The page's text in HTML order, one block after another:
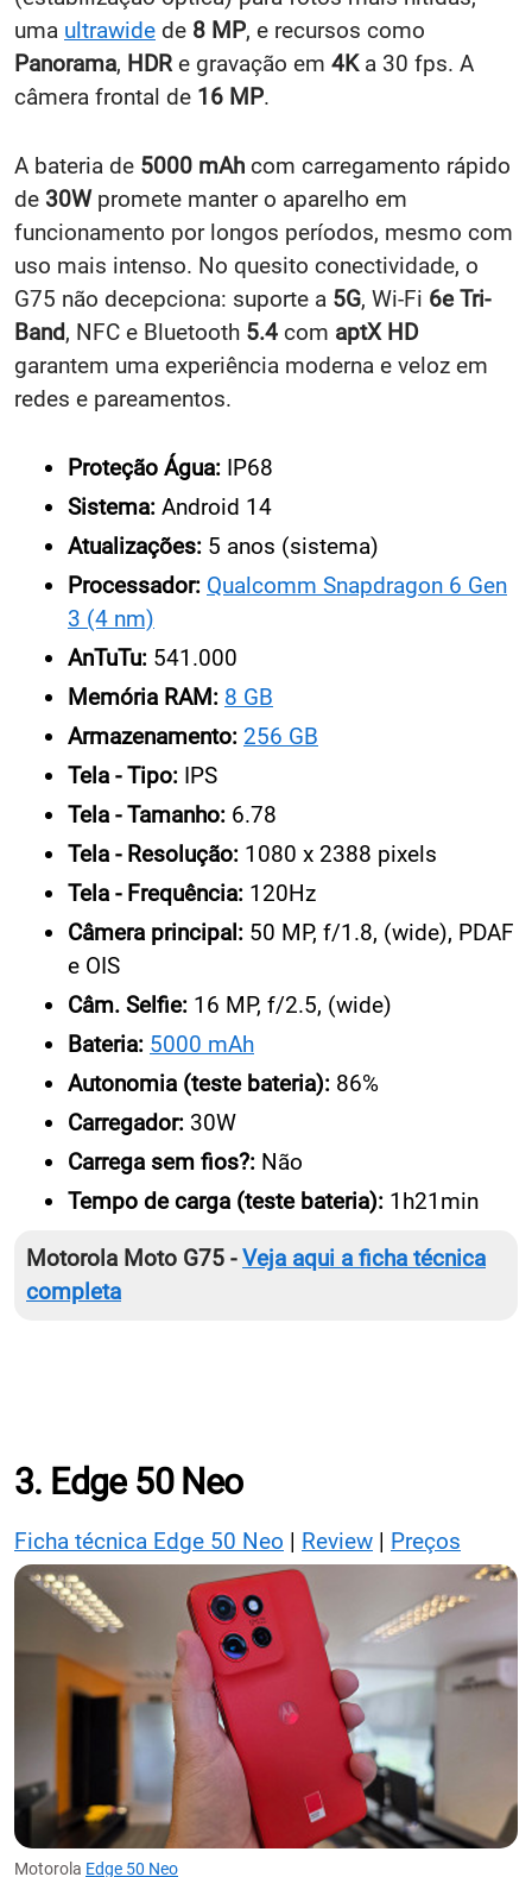
uma ultrawide de 8 MP, e recursos como
Panorama, HDR e gravação em 4Ka 30 fps. A
câmera frontal de 16 MP.
A bateria de 5000 mAh com carregamento rápido
de 30Wpromete manter o aparelho em
funcionamento por longos períodos, mesmo com
uso mais intenso. No quesito conectividade, o
G75 não decepciona: suporte a 5G, Wi-Fi 6e Tri-
Band, NFC e Bluetooth 5.4 com aptX HD
garantem uma experiência moderna e veloz em
redes e pareamentos.
Proteção Água: IP68
Sistema: Android 14
Atualizações: 5 anos (sistema)
Processador: Qualcomm Snapdragon 6 Gen
3 (4 nm)
AnTuTu: 541.000
Memória RAM: 8 GB
Armazenamento: 256 GB
Tela - Tipo: IPS
Tela - Tamanho: 6.78
Tela - Resolução: 1080 x 2388 pixels
Tela - Frequência: 120Hz
Câmera principal: 50 MP, f/1.8, (wide), PDAF
e OIS
Câm. Selfie: 16 MP, f/2.5, (wide)
Bateria: 5000 mAh
Autonomia (teste bateria): 86%
Carregador: 30W
Carrega sem fios?: Não
Tempo de carga (teste bateria): 1h21min
Motorola Moto G75 -Veja aqui a ficha técnica
completa
3. Edge 50 Neo
Ficha técnica Edge 50 Neo | Review | Preços
Motorola Edge 50 Neo